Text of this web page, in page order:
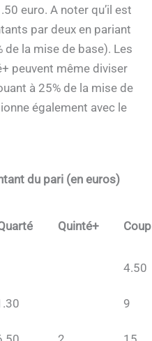
euro. A noter qu’il est
par deux en pariant
de la mise de base). Les
peuvent même diviser
à 25% de la mise de
également avec le
du pari (en euros)
Quinté+
4.50
9